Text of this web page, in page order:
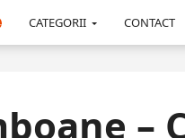
CATEGORII CONTACT
–